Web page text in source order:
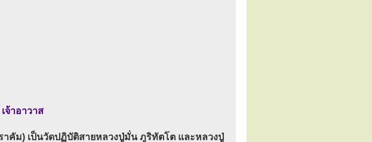
จ้าอาวาส
คัม) เป็นวัดปฏิบัติสายหลวงปู่มั่น ภูริทัตโต และหลวงปู่